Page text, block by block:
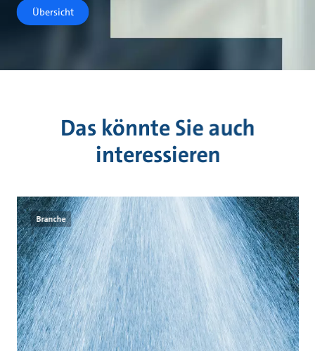
Übersicht
Das könnte Sie auch
interessieren
Branche